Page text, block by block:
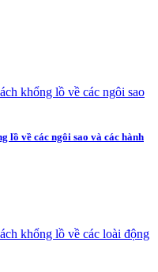
lồ về các ngôi sao và các hành